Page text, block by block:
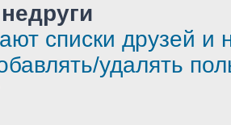
списки друзей и
удалять